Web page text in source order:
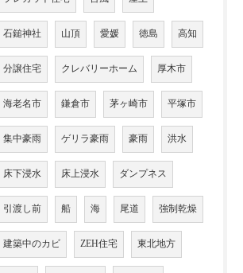
石鎚神社 山頂 愛媛 徳島 高知
分譲住宅 クレバリーホーム 厚木市
海老名市 鎌倉市 茅ヶ崎市 平塚市
集中豪雨 ゲリラ豪雨 豪雨 洪水
床下浸水 床上浸水 ダンプネス
引渡し前 船 海 尾道 強制乾燥
建築中のカビ ZEH住宅 東北地方